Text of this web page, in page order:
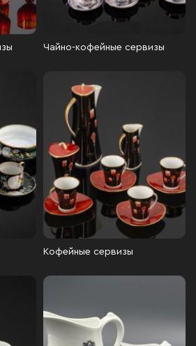
Чайно-кофейные сервизы
Кофейные сервизы